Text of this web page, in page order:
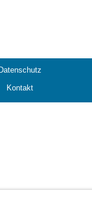
Datenschutz
Kontakt